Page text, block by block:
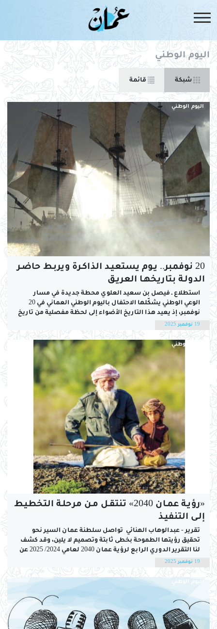
اليوم الوطني
شبكة قائمة
اليوم الوطني
20 نوفمبر.. يـوم يستعيـد الذاكـرة ويربـط حاضـر
الدولـة بتاريخهـا العريـق
استطلاع ـ فيصل بن سعيد العلوي محطة جديدة في مسار
الوعي الوطني يشكّلها الاحتفال باليوم الوطني العماني في 20
نوفمبر، إذ يعيد هذا التاريخ الأضواء إلى لحظة مفصلية من تاريخ
التي دشنت مرحلة من الوحدة والاستقرار بعد فترات من
الاضطراب...
19 نوفمبر 2025
اليوم الوطني
«رؤيـة عمـان 2040» تنتقـل مـن مرحلـة التخطيـط
إلـى التنفيـذ
تقرير - عبدالوهاب الهنائي تواصل سلطنة عمان السير نحو
تحقيق رؤيتها الطموحة بخطى ثابتة وتصميم لا يلين، وقد كشف
لنا التقرير الدوري الرابع لرؤية عمان 2040 لعامي 2024/ 2025 عن
الرؤية، مما يعكس انتقال العمل من مرحلة التخطيط إلى التنفيذ
الفعلي،...
19 نوفمبر 2025
اليوم الوطني